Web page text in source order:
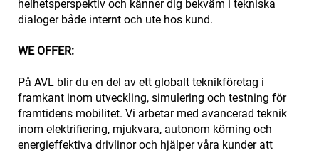
helhetsperspektiv och känner dig bekväm i tekniska
dialoger både internt och ute hos kund.
WE OFFER:
På AVL blir du en del av ett globalt teknikföretag i
framkant inom utveckling, simulering och testning för
framtidens mobilitet. Vi arbetar med avancerad teknik
inom elektrifiering, mjukvara, autonom körning och
energieffektiva drivlinor och hjälper våra kunder att